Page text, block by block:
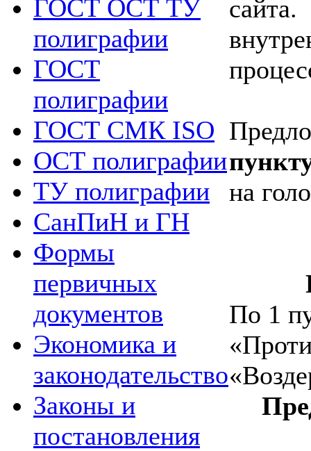
ГОСТ ОСТ ТУ
полиграфии
ГОСТ
полиграфии
ГОСТ СМК ISO
ОСТ полиграфии
ТУ полиграфии
СанПиН и ГН
Формы
первичных
документов
Экономика и
законодательство
Законы и
постановления
на
По 1